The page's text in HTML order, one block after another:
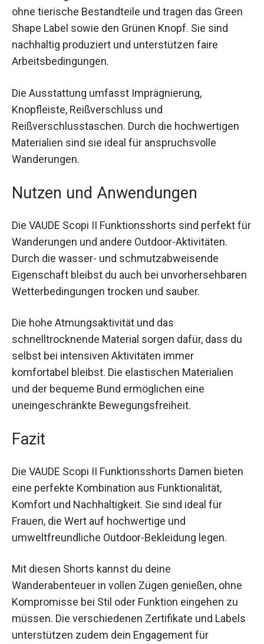
Abmessungen: Größe 36 Normal. Die Shorts sind
ohne tierische Bestandteile und tragen das Green
Shape Label sowie den Grünen Knopf. Sie sind
nachhaltig produziert und unterstützen faire
Arbeitsbedingungen.
Die Ausstattung umfasst Imprägnierung,
Knopfleiste, Reißverschluss und
Reißverschlusstaschen. Durch die hochwertigen
Materialien sind sie ideal für anspruchsvolle
Nutzen und Anwendungen
Die VAUDE Scopi II Funktionsshorts sind perfekt
für Wanderungen und andere Outdoor-Aktivitäten.
Durch die wasser- und schmutzabweisende
Eigenschaft bleibst du auch bei
unvorhersehbaren Wetterbedingungen trocken
und sauber.
Die hohe Atmungsaktivität und das
schnelltrocknende Material sorgen dafür, dass du
selbst bei intensiven Aktivitäten immer
komfortabel bleibst. Die elastischen Materialien
uneingeschränkte Bewegungsfreiheit.
Fazit
Die VAUDE Scopi II Funktionsshorts Damen bieten
eine perfekte Kombination aus Funktionalität,
Komfort und Nachhaltigkeit. Sie sind ideal für
Frauen, die Wert auf hochwertige und
umweltfreundliche Outdoor-Bekleidung legen.
Mit diesen Shorts kannst du deine
Wanderabenteuer in vollen Zügen genießen, ohne